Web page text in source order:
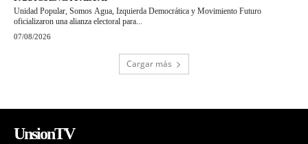
Unidad Popular, Somos Agua, Izquierda Democrática y Movimiento Futuro
oficializaron una alianza electoral para...
07/08/2026
Cargar más
UnsionTV